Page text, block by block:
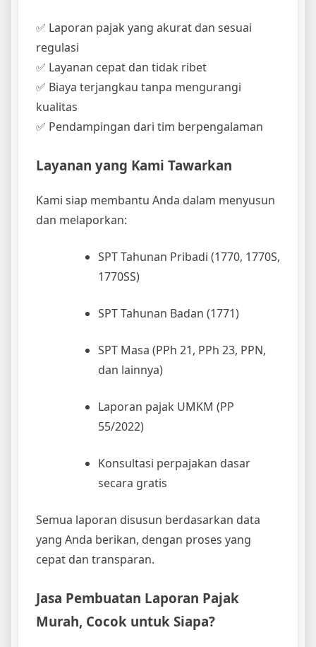
✅ Laporan pajak yang akurat dan sesuai
regulasi
✅ Layanan cepat dan tidak ribet
✅ Biaya terjangkau tanpa mengurangi
kualitas
✅ Pendampingan dari tim berpengalaman
Layanan yang Kami Tawarkan
Kami siap membantu Anda dalam menyusun
dan melaporkan:
SPT Tahunan Pribadi (1770, 1770S,
1770SS)
SPT Tahunan Badan (1771)
SPT Masa (PPh 21, PPh 23, PPN,
dan lainnya)
Laporan pajak UMKM (PP
55/2022)
Konsultasi perpajakan dasar
secara gratis
Semua laporan disusun berdasarkan data
yang Anda berikan, dengan proses yang
cepat dan transparan.
Jasa Pembuatan Laporan Pajak
Murah, Cocok untuk Siapa?